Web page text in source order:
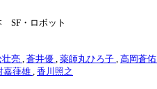
SF・ロボット
壮亮 , 蒼井優 , 薬師丸ひろ子 , 高岡蒼佑
嘉葎雄 , 香川照之